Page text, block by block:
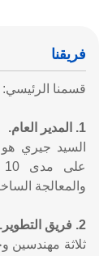
فريقنا
قسمنا الرئيسي:
1. المدير العام.
السيد جيري
والمعالجة
2. فريق التطوير.